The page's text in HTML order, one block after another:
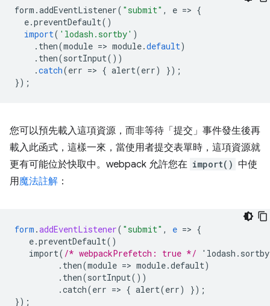
form .addEventListener( "submit" , e => {
e.preventDefault()
import( 'lodash.sortby' )
. then(module => module.default)
. then(sortInput())
.catch(err => { alert(err)
});
});
您可以預先載入這項資源，而非等待「提交」事件發生後再
載入此函式，這樣一來，當使用者提交表單時，這項資源就
更有可能位於快取中。webpack 允許您在 import() 中使
用魔法註解 ：
form .addEventListener( "submit" , e => {
e.preventDefault()
import( /* webpackPrefetch: true */
.then(module => module.default)
.then(sortInput())
.catch(err => { alert(err) });
});